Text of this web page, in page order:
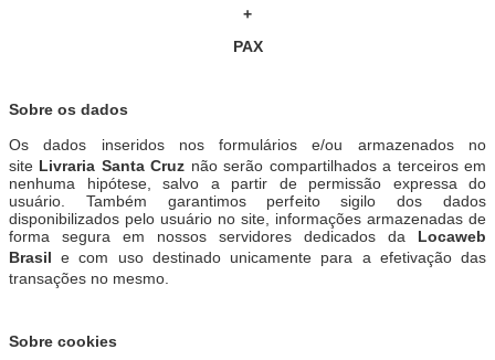
+
PAX
Sobre os dados
Os dados inseridos nos formulários e/ou armazenados no
site Livraria Santa Cruz não serão compartilhados a terceiros em
nenhuma hipótese, salvo a partir de permissão expressa do
usuário. Também garantimos perfeito sigilo dos dados
disponibilizados pelo usuário no site, informações armazenadas de
forma segura em nossos servidores dedicados da Locaweb
Brasil e com uso destinadounicamente para a efetivação das
transações no mesmo.
Sobre cookies